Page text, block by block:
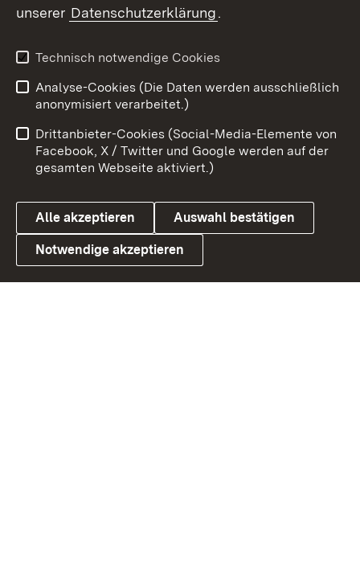
X / Twitter
Youtube
Link zum Landesportal
Benutzungshinweise
Barrierefreiheit
Datenschutz
Cookies
unserer Datenschutzerklärung.
Technisch notwendige Cookies
Analyse-Cookies (Die Daten werden ausschließlich
anonymisiert verarbeitet.)
Drittanbieter-Cookies (Social-Media-Elemente von
Facebook, X / Twitter und Google werden auf der
gesamten Webseite aktiviert.)
Alle akzeptieren Auswahl bestätigen
Notwendige akzeptieren